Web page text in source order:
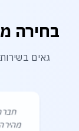
בחירה
גאים